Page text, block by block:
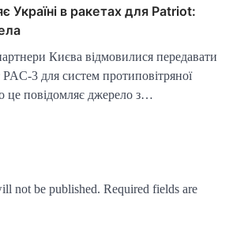
Україні в ракетах для Patriot:
Києва відмовилися передавати
PAC-3 для систем протиповітряної
це повідомляє джерело з…
not be published. Required fields are